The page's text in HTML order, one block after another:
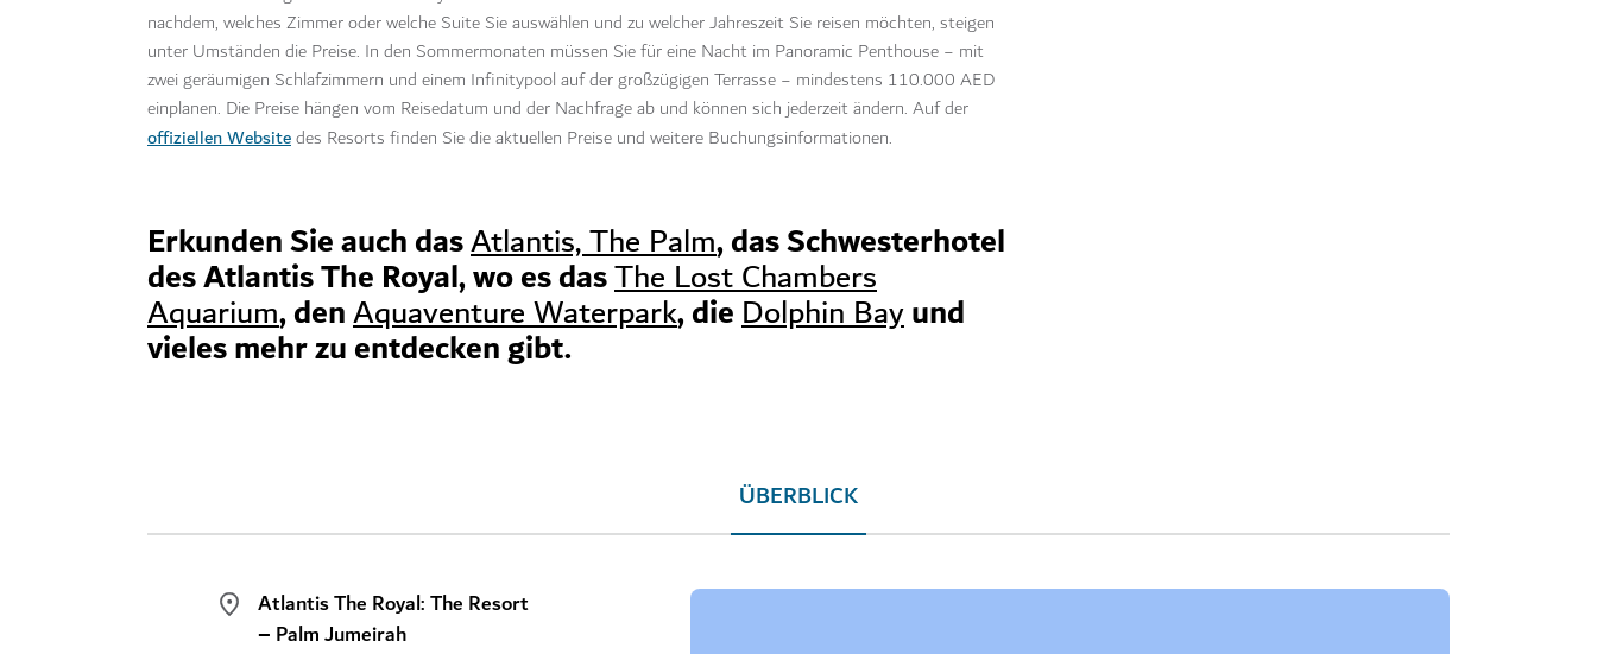
nachdem, welches Zimmer oder welche Suite Sie auswählen und zu welcher Jahreszeit Sie reisen möchten, steigen
unter Umständen die Preise. In den Sommermonaten müssen Sie für eine Nacht im Panoramic Penthouse − mit
zwei geräumigen Schlafzimmern und einem Infinitypool auf der großzügigen Terrasse − mindestens 110.000 AED
einplanen. Die Preise hängen vom Reisedatum und der Nachfrage ab und können sich jederzeit ändern. Auf der
offiziellen Websitedes Resorts finden Sie die aktuellen Preise und weitere Buchungsinformationen.
Erkunden Sie auch dasAtlantis, The Palm, das Schwesterhotel
des Atlantis The Royal, wo es dasThe Lost Chambers
Aquarium, denAquaventure Waterpark, dieDolphin Bayund
vieles mehr zu entdecken gibt.
ÜBERBLICK
Atlantis The Royal: The Resort
– Palm Jumeirah